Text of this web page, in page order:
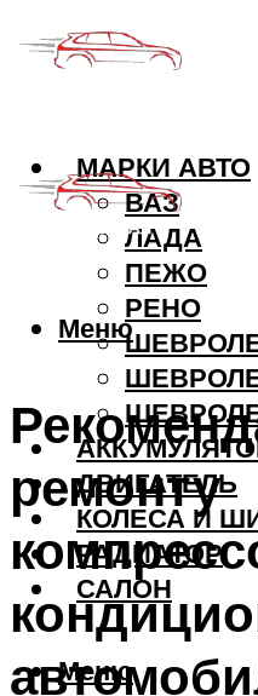
МАРКИ АВТО
ВАЗ
ЛАДА
ПЕЖО
РЕНО
ДВИГАТЕЛЬ
КОЛЕСА И
РАДИАТОР
САЛОН
Меню
Меню
ремонту